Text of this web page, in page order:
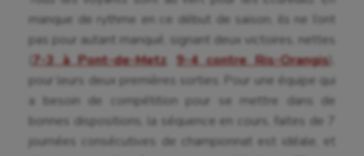
manque de rythme en ce début de saison, ils ne l’ont
pas pour autant manqué, signant deux victoires, nettes
7-3 à Pont-de-Metz, 9-4 contre Ris-Orangis),
pour leurs deux premières sorties. Pour une équipe qui
a besoin de compétition pour se mettre dans de
bonnes dispositions, la séquence en cours, faites de 7
journées consécutives de championnat est idéale, et